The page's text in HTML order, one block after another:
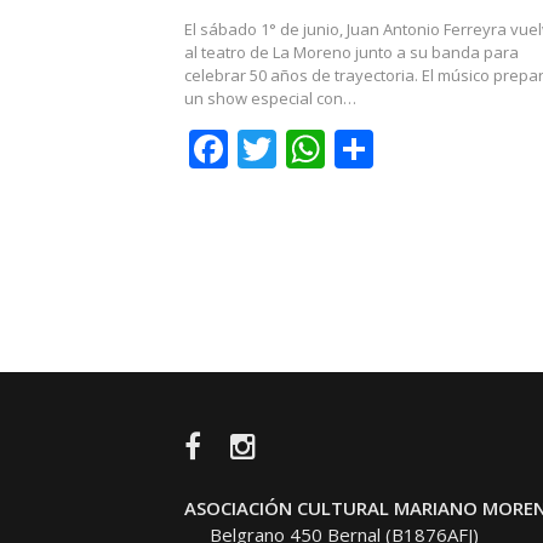
El sábado 1° de junio, Juan Antonio Ferreyra
al teatro de La Moreno junto a su banda para
celebrar 50 años de trayectoria. El músico
un show especial con…
Facebook
TwitterWhatsApp
Facebook
ASOCIACIÓN CULTURAL MARIANO
Belgrano 450 Bernal (B1876AFJ)